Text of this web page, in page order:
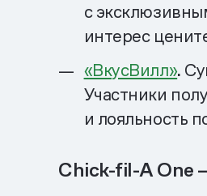
с
интерес
«ВкусВилл».
Участники
и лояльность
Chick-fil-A One